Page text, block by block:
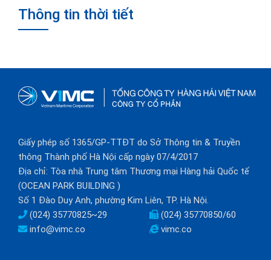
Thông tin thời tiết
Giấy phép số 1365/GP-TTĐT do Sở Thông tin & Truyền
thông Thành phố Hà Nội cấp ngày 07/4/2017
Địa chỉ: Tòa nhà Trung tâm Thương mại Hàng hải Quốc tế
(OCEAN PARK BUILDING )
Số 1 Đào Duy Anh, phường Kim Liên, TP. Hà Nội.
(024) 35770825~29
(024) 35770850/60
info@vimc.co
vimc.co